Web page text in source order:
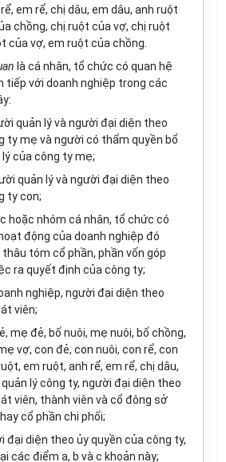
em rể, chị dâu, em dâu, anh ruột
chồng, chị ruột của vợ, chị ruột
của vợ, em ruột của chồng.
là cá nhân, tổ chức có quan hệ
tiếp với doanh nghiệp trong các
quản lý và người đại diện theo
ty mẹ và người có thẩm quyền bổ
của công ty mẹ;
quản lý và người đại diện theo
ty con;
hoặc nhóm cá nhân, tổ chức có
động của doanh nghiệp đó
tóm cổ phần, phần vốn góp
ra quyết định của công ty;
nghiệp, người đại diện theo
viên;
mẹ đẻ, bố nuôi, mẹ nuôi, bố chồng,
vợ, con đẻ, con nuôi, con rể, con
em ruột, anh rể, em rể, chị dâu,
lý công ty, người đại diện theo
viên, thành viên và cổ đông sở
cổ phần chi phối;
đại diện theo ủy quyền của công ty,
các điểm a, b và c khoản này;